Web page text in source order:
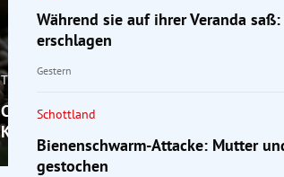
Trend Hub
Chef fassungslos: Mitarbeiter (25) fehlt,
Kaninchen krank ist
Während sie auf ihrer Veranda
erschlagen
Gestern
Schottland
Bienenschwarm-Attacke: Mutter
gestochen